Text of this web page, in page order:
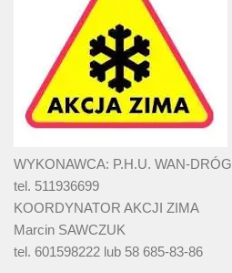
WYKONAWCA: P.H.U. WAN-DRÓG
tel. 511936699
KOORDYNATOR AKCJI ZIMA
Marcin SAWCZUK
tel. 601598222 lub 58 685-83-86